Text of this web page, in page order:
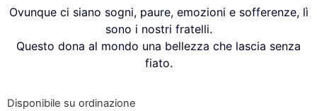
Ovunque ci siano sogni, paure, emozioni e sofferenze, lì
sono i nostri fratelli.
Questo dona al mondo una bellezza che lascia senza
fiato.
Disponibile su ordinazione